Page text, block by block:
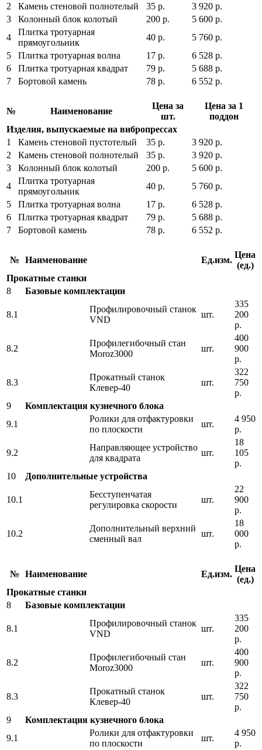
2
Камень стеновой полнотелый 35 р.
3 920 р.
3
Колонный блок колотый 200 р.
5 600 р.
4
Плитка тротуарная
прямоугольник
40 р.
5 760 р.
5
Плитка тротуарная волна 17 р.
6 528 р.
6
Плитка тротуарная квадрат 79 р.
5 688 р.
7
Бортовой камень 78 р. 6 552 р.
№ Наименование
Цена за
шт.
Цена за 1
поддон
Изделия, выпускаемые на вибропрессах
1
Камень стеновой пустотелый 35 р.
3 920 р.
2
Камень стеновой полнотелый 35 р.
3 920 р.
3
Колонный блок колотый 200 р.
5 600 р.
4
Плитка тротуарная
прямоугольник
40 р.
5 760 р.
5
Плитка тротуарная волна 17 р.
6 528 р.
6
Плитка тротуарная квадрат 79 р.
5 688 р.
7
Бортовой камень 78 р. 6 552 р.
№ Наименование Ед.изм.
Цена
(ед.)
Прокатные станки
8
Базовые комплектации
8.1
Профилировочный станок
VND
шт.
335
200
р.
8.2
Профилегибочный стан
Moroz3000
шт.
400
900
р.
8.3
Прокатный станок
Клевер-40
шт.
322
750
р.
9
Комплектация кузнечного блока
9.1
Ролики для отфактуровки
по плоскости
шт.
4 950
р.
9.2
Направляющее устройство
для квадрата
шт.
18
105
р.
10
Дополнительные устройства
10.1
Бесступенчатая
регулировка скорости
шт.
22
900
р.
10.2
Дополнительный верхний
сменный вал
шт.
18
000
р.
№ Наименование Ед.изм.
Цена
(ед.)
Прокатные станки
8
Базовые комплектации
8.1
Профилировочный станок
VND
шт.
335
200
р.
8.2
Профилегибочный стан
Moroz3000
шт.
400
900
р.
8.3
Прокатный станок
Клевер-40
шт.
322
750
р.
9
Комплектация кузнечного блока
9.1
Ролики для отфактуровки
по плоскости
шт.
4 950
р.